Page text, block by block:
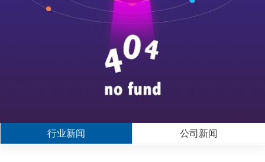
行业新闻 公司新闻